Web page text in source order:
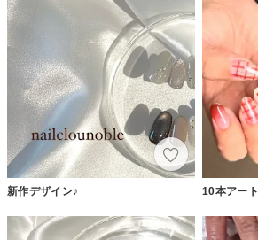
新作デザイン♪ 10本アート